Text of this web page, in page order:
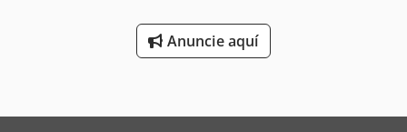
Anuncie aquí